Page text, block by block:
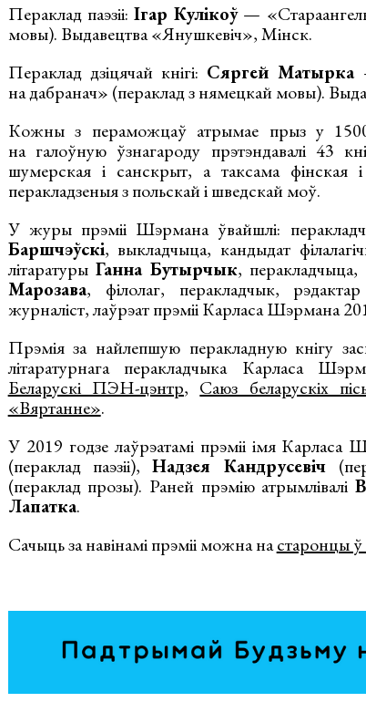
Пераклад паэзіі:Ігар Кулікоў—
мовы). Выдавецтва «Янушкевіч», Мінск.
Пераклад дзіцячай кнігі: Сяргей Матырка
на дабранач» (пераклад з нямецкай мовы).
Кожны з пераможцаў атрымае прыз у
на галоўную ўзнагароду прэтэндавалі 43
шумерская і санскрыт, а таксама фінская
перакладзеныя з польскай і шведскай моў.
У журы прэміі Шэрмана ўвайшлі:
Баршчэўскі, выкладчыца, кандыдат
літаратуры Ганна Бутырчык,
Марозава, філолаг, перакладчык, рэдактар
журналіст, лаўрэат прэміі Карласа Шэрмана
Прэмія за найлепшую перакладную кнігу
літаратурнага перакладчыка Карласа
Беларускі ПЭН-цэнтр, Саюз беларускіх
«Вяртанне».
У 2019 годзе лаўрэатамі прэміі імя Карласа
(пераклад паэзіі),Надзея Кандрусевіч
(пераклад прозы). Раней прэмію атрымлівалі
Лапатка.
Сачыць за навінамі прэміі можна настаронцы